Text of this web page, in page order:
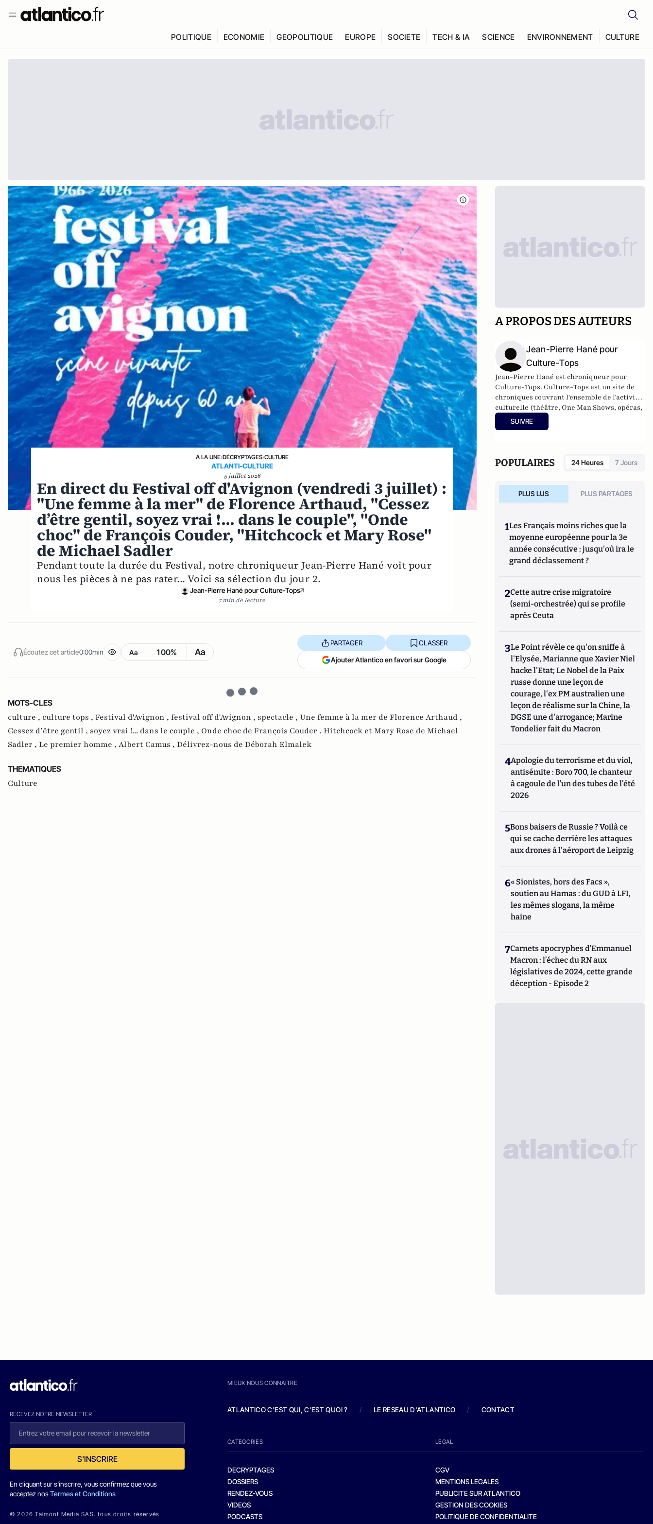
POLITIQUE ECONOMIE GEOPOLITIQUE EUROPE SOCIETE TECH & IA SCIENCE ENVIRONNEMENT CULTURE
A LA UNE›DÉCRYPTAGES›CULTURE
ATLANTI-CULTURE
5 juillet 2026
En direct du Festival off d'Avignon (vendredi 3 juillet) :
"Une femme à la mer" de Florence Arthaud, "Cessez
d’être gentil, soyez vrai !... dans le couple", "Onde
choc" de François Couder, "Hitchcock et Mary Rose"
de Michael Sadler
Pendant toute la durée du Festival, notre chroniqueur Jean-Pierre Hané voit pour
nous les pièces à ne pas rater... Voici sa sélection du jour 2.
Jean-Pierre Hané pour Culture-Tops
7 min de lecture
Écoutez cet article0:00min Aa 100% Aa
PARTAGER CLASSER
Ajouter Atlantico en favori sur Google
MOTS-CLES
culture , culture tops , Festival d'Avignon , festival off d'Avignon , spectacle , Une femme à la mer de Florence Arthaud ,
Cessez d’être gentil , soyez vrai !... dans le couple , Onde choc de François Couder , Hitchcock et Mary Rose de Michael
Sadler , Le premier homme , Albert Camus , Délivrez-nous de Déborah Elmalek
THEMATIQUES
Culture
A PROPOS DES AUTEURS
Jean-Pierre Hané pour
Culture-Tops
Jean-Pierre Hané est chroniqueur pour
Culture-Tops. Culture-Tops est un site de
chroniques couvrant l'ensemble de l'activité
culturelle (théâtre, One Man Shows, opéras,
ballets, spectacles divers, cinéma, expos,
livres, etc.).
SUIVRE
POPULAIRES 24 Heures 7 Jours
PLUS LUS PLUS PARTAGES
1Les Français moins riches que la
moyenne européenne pour la 3e
année consécutive : jusqu'où ira le
grand déclassement ?
2Cette autre crise migratoire
(semi-orchestrée) qui se profile
après Ceuta
3Le Point révèle ce qu'on sniffe à
l'Elysée, Marianne que Xavier Niel
hacke l'Etat; Le Nobel de la Paix
russe donne une leçon de
courage, l'ex PM australien une
leçon de réalisme sur la Chine, la
DGSE une d'arrogance; Marine
Tondelier fait du Macron
4Apologie du terrorisme et du viol,
antisémite : Boro 700, le chanteur
à cagoule de l’un des tubes de l’été
2026
5Bons baisers de Russie ? Voilà ce
qui se cache derrière les attaques
aux drones à l'aéroport de Leipzig
6« Sionistes, hors des Facs »,
soutien au Hamas : du GUD à LFI,
les mêmes slogans, la même
haine
7Carnets apocryphes d’Emmanuel
Macron : l’échec du RN aux
législatives de 2024, cette grande
déception - Episode 2
RECEVEZ NOTRE NEWSLETTER
S'INSCRIRE
En cliquant sur s'inscrire, vous confirmez que vous
acceptez nosTermes et Conditions
© 2026 Talmont Media SAS. tous droits réservés.
MIEUX NOUS CONNAITRE
ATLANTICO C'EST QUI, C'EST QUOI ? / LE RESEAU D'ATLANTICO / CONTACT
CATEGORIES
DECRYPTAGES
DOSSIERS
RENDEZ-VOUS
VIDEOS
PODCASTS
LEGAL
CGV
MENTIONS LEGALES
PUBLICITE SUR ATLANTICO
GESTION DES COOKIES
POLITIQUE DE CONFIDENTIALITE